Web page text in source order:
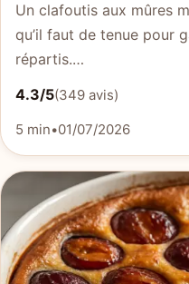
Un clafoutis aux mûres
qu’il faut de tenue pour
répartis.…
4.3/5(349 avis)
5 min•01/07/2026